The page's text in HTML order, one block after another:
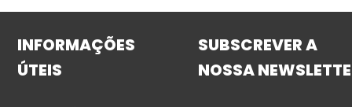
INFORMAÇÕES
ÚTEIS
SUBSCREVER A
NOSSA